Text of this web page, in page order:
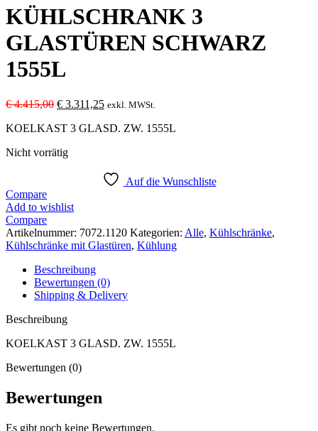
ist:
€ 1.308,75.
KÜHLSCHRANK 3
GLASTÜREN SCHWARZ
1555L
€4.415,00 Ursprünglicher
war:
€ 3.311,25Aktueller
ist:
exkl. MWSt.
KOELKAST 3 GLASD. ZW. 1555L
Nicht vorrätig
Auf die Wunschliste
Compare
Add to wishlist
Compare
Artikelnummer: 7072.1120 Kategorien: Alle, Kühlschränke,
Kühlschränke mit Glastüren, Kühlung
Beschreibung
Bewertungen (0)
Shipping & Delivery
Beschreibung
KOELKAST 3 GLASD. ZW. 1555L
Bewertungen (0)
Bewertungen
Es gibt noch keine Bewertungen.